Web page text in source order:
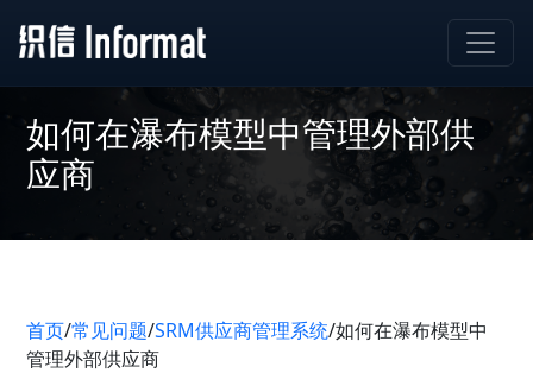
如何在瀑布模型中管理外部供
应商
首页/常见问题/SRM供应商管理系统/如何在瀑布模型中
管理外部供应商